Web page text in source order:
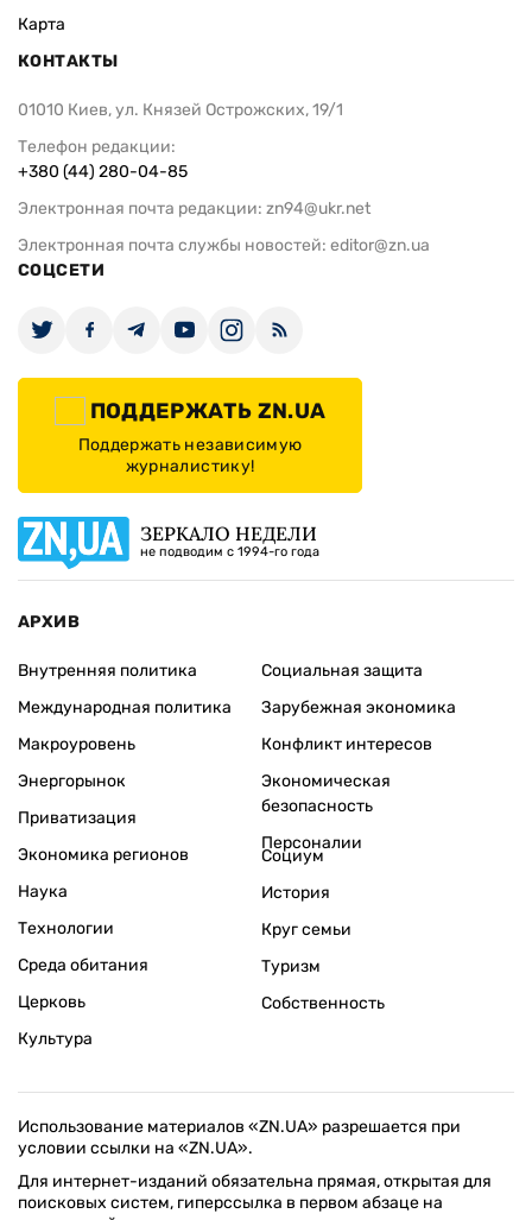
Карта
КОНТАКТЫ
01010 Киев, ул. Князей Острожских, 19/1
Телефон редакции:
+380 (44) 280-04-85
Электронная почта редакции: zn94@ukr.net
Электронная почта службы новостей: editor@zn.ua
СОЦСЕТИ
ПОДДЕРЖАТЬ ZN.UA
Поддержать независимую
журналистику!
ЗЕРКАЛО НЕДЕЛИ
не подводим с 1994-го года
АРХИВ
Внутренняя политика
Международная политика
Макроуровень
Энергорынок
Приватизация
Экономика регионов
Социальная защита
Зарубежная экономика
Конфликт интересов
Экономическая
безопасность
Персоналии
Наука
Технологии
Среда обитания
Церковь
Культура
Социум
История
Круг семьи
Туризм
Собственность
Использование материалов «ZN.UA» разрешается при
условии ссылки на «ZN.UA».
Для интернет-изданий обязательна прямая, открытая для
поисковых систем, гиперссылка в первом абзаце на